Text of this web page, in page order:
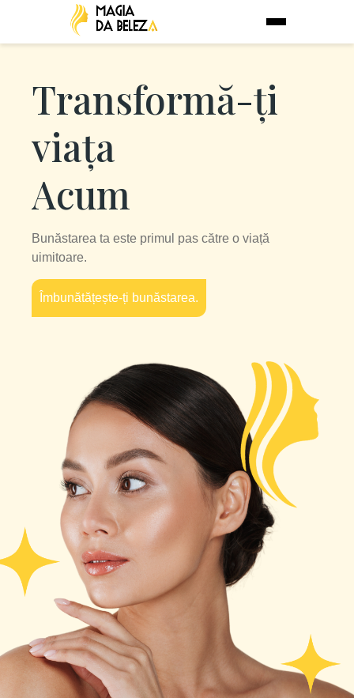
Transformă-ți
viața
Acum
Bunăstarea ta este primul pas către o viață
uimitoare.
Îmbunătățește-ți bunăstarea.